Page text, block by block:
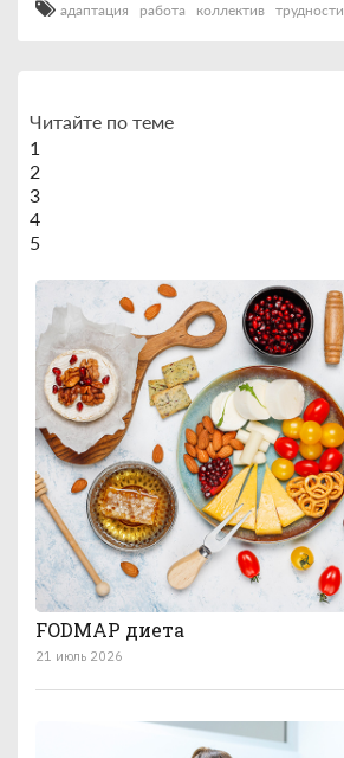
адаптация работа коллектив трудности
Читайте по теме
1
2
3
4
5
FODMAP диета
21 июль 2026